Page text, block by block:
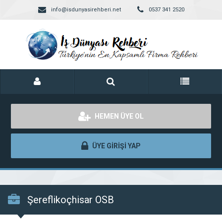
info@isdunyasirehberi.net 0537 341 2520
HEMEN ÜYE OL
ÜYE GİRİŞİ YAP
Şereflikoçhisar OSB